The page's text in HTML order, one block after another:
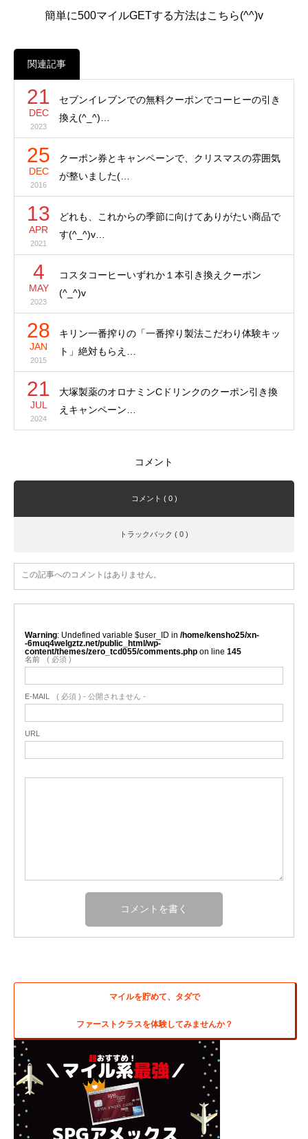
簡単に500マイルGETする方法はこちら(^^)v
関連記事
21
DEC
2023
セブンイレブンでの無料クーポンでコーヒーの引き
換え(^_^)…
25
DEC
2016
クーポン券とキャンペーンで、クリスマスの雰囲気
が整いました(…
13
APR
2021
どれも、これからの季節に向けてありがたい商品で
す(^_^)v…
4
MAY
2023
コスタコーヒーいずれか１本引き換えクーポン
(^_^)v
28
JAN
2015
キリン一番搾りの「一番搾り製法こだわり体験キッ
ト」絶対もらえ…
21
JUL
2024
大塚製薬のオロナミンCドリンクのクーポン引き換
えキャンペーン…
コメント
コメント ( 0 )
トラックバック ( 0 )
この記事へのコメントはありません。
Warning : Undefined variable $user_ID in /home/kensho25/xn-
-6muq4welgztz.net/public_html/wp-
content/themes/zero_tcd055/comments.php on line 145
名前 ( 必須 )
E-MAIL ( 必須 ) - 公開されません -
URL
マイルを貯めて、タダで
ファーストクラスを体験してみませんか？